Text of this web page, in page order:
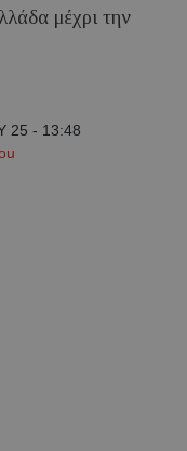
μέχρι την
25 - 13:48